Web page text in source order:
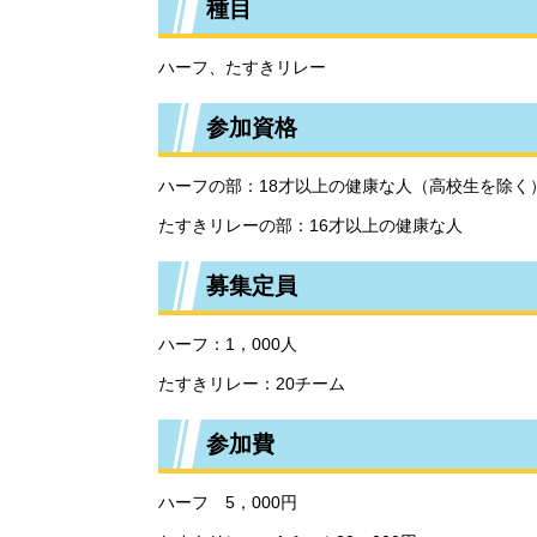
種目
ハーフ、たすきリレー
参加資格
ハーフの部：18才以上の健康な人（高校生を除く
たすきリレーの部：16才以上の健康な人
募集定員
ハーフ：1，000人
たすきリレー：20チーム
参加費
ハーフ 5，000円